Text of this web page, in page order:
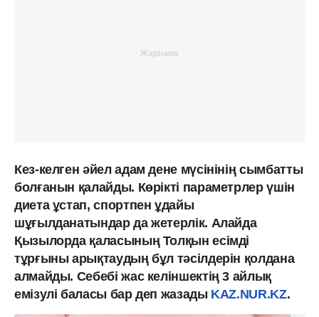
Кез-келген әйел адам дене мүсінінің сымбатты
болғанын қалайды. Көрікті параметрлер үшін
диета ұстап, спортпен ұдайы
шұғылданатындар да жетерлік. Алайда
Қызылорда қаласының Толқын есімді
тұрғыны арықтаудың бұл тәсілдерін қолдана
алмайды. Себебі жас келіншектің 3 айлық
емізулі баласы бар деп жазады KAZ.NUR.KZ.